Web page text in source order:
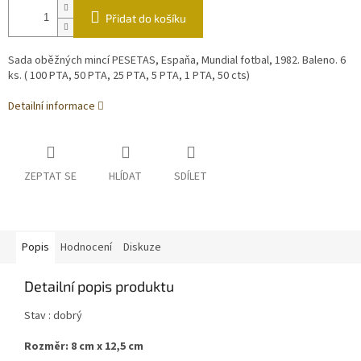
Přidat do košíku
Sada oběžných mincí PESETAS, Espaňa, Mundial fotbal, 1982. Baleno. 6
ks. ( 100 PTA, 50 PTA, 25 PTA, 5 PTA, 1 PTA, 50 cts)
Detailní informace
ZEPTAT SE HLÍDAT SDÍLET
Popis Hodnocení Diskuze
Detailní popis produktu
Stav : dobrý
Rozměr: 8 cm x 12,5 cm